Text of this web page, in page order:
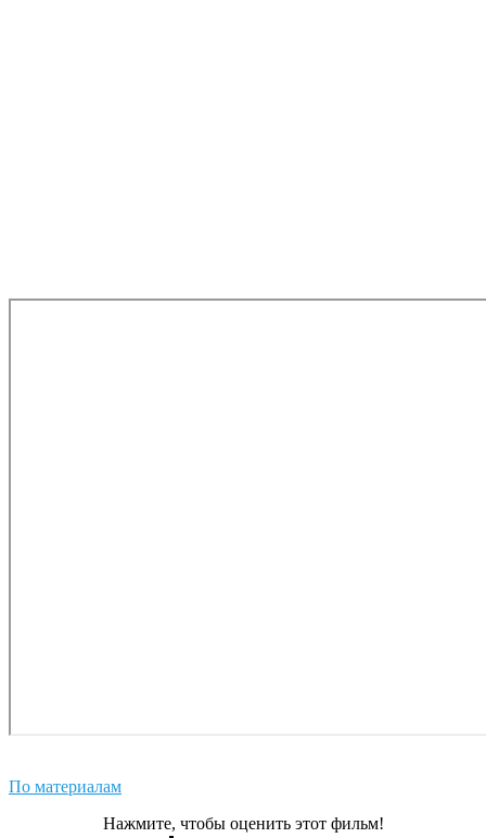
По материалам
Нажмите, чтобы оценить этот фильм!